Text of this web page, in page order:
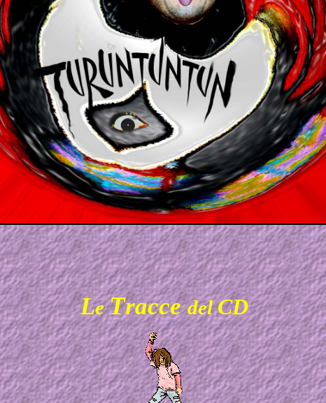
LeTraccedelCD